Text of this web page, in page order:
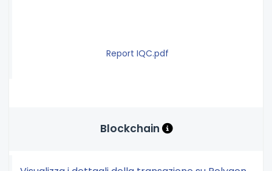
Report IQC.pdf
Blockchain